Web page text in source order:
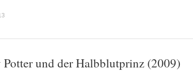
und der Halbblutprinz (2009)